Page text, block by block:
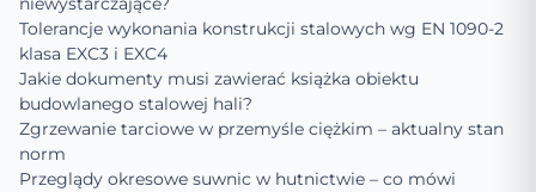
Tolerancje wykonania konstrukcji stalowych wg EN 1090-2
klasa EXC3 i EXC4
Jakie dokumenty musi zawierać książka obiektu
budowlanego stalowej hali?
Zgrzewanie tarciowe w przemyśle ciężkim – aktualny stan
norm
Przeglądy okresowe suwnic w hutnictwie – co mówi